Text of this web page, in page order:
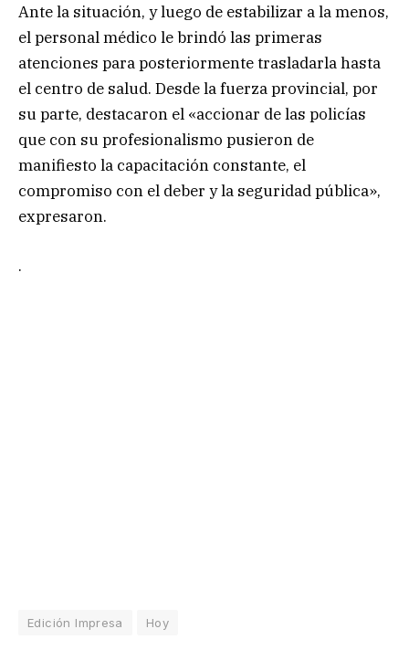
Ante la situación, y luego de estabilizar a la menos,
el personal médico le brindó las primeras
atenciones para posteriormente trasladarla hasta
el centro de salud. Desde la fuerza provincial, por
su parte, destacaron el «accionar de las policías
que con su profesionalismo pusieron de
manifiesto la capacitación constante, el
compromiso con el deber y la seguridad pública»,
expresaron.
.
Edición Impresa Hoy